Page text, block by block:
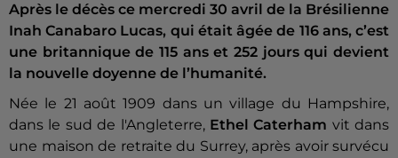
Après le décès ce mercredi 30 avril de la Brésilienne
Inah Canabaro Lucas, qui était âgée de 116 ans, c’est
une britannique de 115 ans et 252 jours qui devient
la nouvelle doyenne de l’humanité.
Née le 21 août 1909 dans un village du Hampshire,
dans le sud de l'Angleterre, Ethel Caterham vit dans
une maison de retraite du Surrey, après avoir survécu